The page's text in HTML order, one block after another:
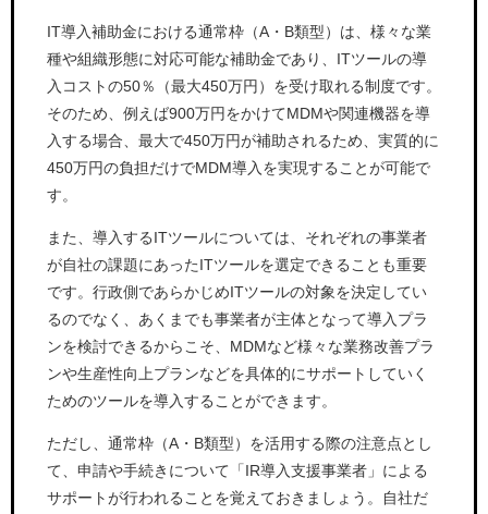
IT導入補助金における通常枠（A・B類型）は、様々な業
種や組織形態に対応可能な補助金であり、ITツールの導
入コストの50％（最大450万円）を受け取れる制度です。
そのため、例えば900万円をかけてMDMや関連機器を導
入する場合、最大で450万円が補助されるため、実質的に
450万円の負担だけでMDM導入を実現することが可能で
す。
また、導入するITツールについては、それぞれの事業者
が自社の課題にあったITツールを選定できることも重要
です。行政側であらかじめITツールの対象を決定してい
るのでなく、あくまでも事業者が主体となって導入プラ
ンを検討できるからこそ、MDMなど様々な業務改善プラ
ンや生産性向上プランなどを具体的にサポートしていく
ためのツールを導入することができます。
ただし、通常枠（A・B類型）を活用する際の注意点とし
て、申請や手続きについて「IR導入支援事業者」による
サポートが行われることを覚えておきましょう。自社だ